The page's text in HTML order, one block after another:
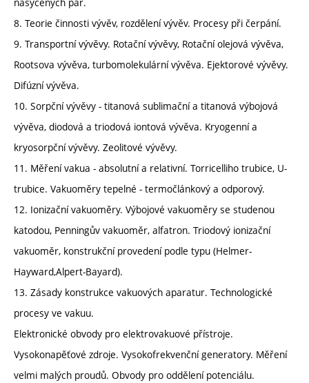
8. Teorie činnosti vývěv, rozdělení vývěv. Procesy při čerpání.
9. Transportní vývěvy. Rotační vývěvy, Rotační olejová vývěva,
Rootsova vývěva, turbomolekulární vývěva. Ejektorové vývěvy.
Difúzní vývěva.
10. Sorpční vývěvy - titanová sublimační a titanová výbojová
vývěva, diodová a triodová iontová vývěva. Kryogenní a
kryosorpční vývěvy. Zeolitové vývěvy.
11. Měření vakua - absolutní a relativní. Torricelliho trubice, U-
trubice. Vakuoměry tepelné - termočlánkový a odporový.
12. Ionizační vakuoměry. Výbojové vakuoměry se studenou
katodou, Penningův vakuoměr, alfatron. Triodový ionizační
vakuoměr, konstrukční provedení podle typu (Helmer-
Hayward,Alpert-Bayard).
13. Zásady konstrukce vakuových aparatur. Technologické
procesy ve vakuu.
Elektronické obvody pro elektrovakuové přístroje.
Vysokonapěťové zdroje. Vysokofrekvenční generatory. Měření
velmi malých proudů. Obvody pro oddělení potenciálu.